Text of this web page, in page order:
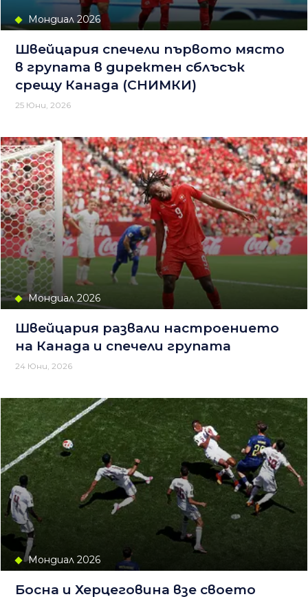
Мондиал 2026
Швейцария спечели първото място
в групата в директен сблъсък
срещу Канада (СНИМКИ)
25 Юни, 2026
Мондиал 2026
Швейцария развали настроението
на Канада и спечели групата
24 Юни, 2026
Мондиал 2026
Босна и Херцеговина взе своето